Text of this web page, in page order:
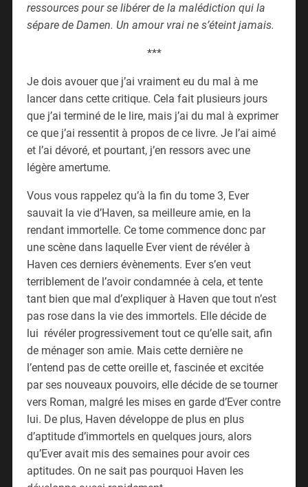
ressources pour se libérer de la malédiction qui la
sépare de Damen. Un amour vrai ne s’éteint jamais.
***
Je dois avouer que j’ai vraiment eu du mal à me
lancer dans cette critique. Cela fait plusieurs jours
que j’ai terminé de le lire, mais j’ai du mal à exprimer
ce que j’ai ressentit à propos de ce livre. Je l’ai aimé
et l’ai dévoré, et pourtant, j’en ressors avec une
légère amertume.
Vous vous rappelez qu’à la fin du tome 3, Ever
sauvait la vie d’Haven, sa meilleure amie, en la
rendant immortelle. Ce tome commence donc par
une scène dans laquelle Ever vient de révéler à
Haven ces derniers évènements. Ever s’en veut
terriblement de l’avoir condamnée à cela, et tente
tant bien que mal d’expliquer à Haven que tout n’est
pas rose dans la vie des immortels. Elle décide de
lui révéler progressivement tout ce qu’elle sait, afin
de ménager son amie. Mais cette dernière ne
l’entend pas de cette oreille et, fascinée et excitée
par ses nouveaux pouvoirs, elle décide de se tourner
vers Roman, malgré les mises en garde d’Ever contre
lui. De plus, Haven développe de plus en plus
d’aptitude d’immortels en quelques jours, alors
qu’Ever avait mis des semaines pour avoir ces
aptitudes. On ne sait pas pourquoi Haven les